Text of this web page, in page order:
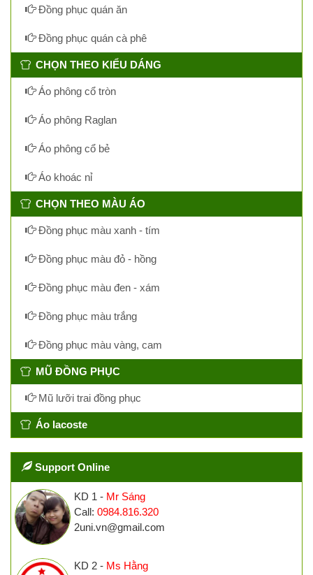
Đồng phục quán ăn
Đồng phục quán cà phê
CHỌN THEO KIỂU DÁNG
Áo phông cổ tròn
Áo phông Raglan
Áo phông cổ bẻ
Áo khoác nỉ
CHỌN THEO MÀU ÁO
Đồng phục màu xanh - tím
Đồng phục màu đỏ - hồng
Đồng phục màu đen - xám
Đồng phục màu trắng
Đồng phục màu vàng, cam
MŨ ĐỒNG PHỤC
Mũ lưỡi trai đồng phục
Áo lacoste
Support Online
KD 1 - Mr Sáng
Call: 0984.816.320
2uni.vn@gmail.com
KD 2 - Ms Hằng